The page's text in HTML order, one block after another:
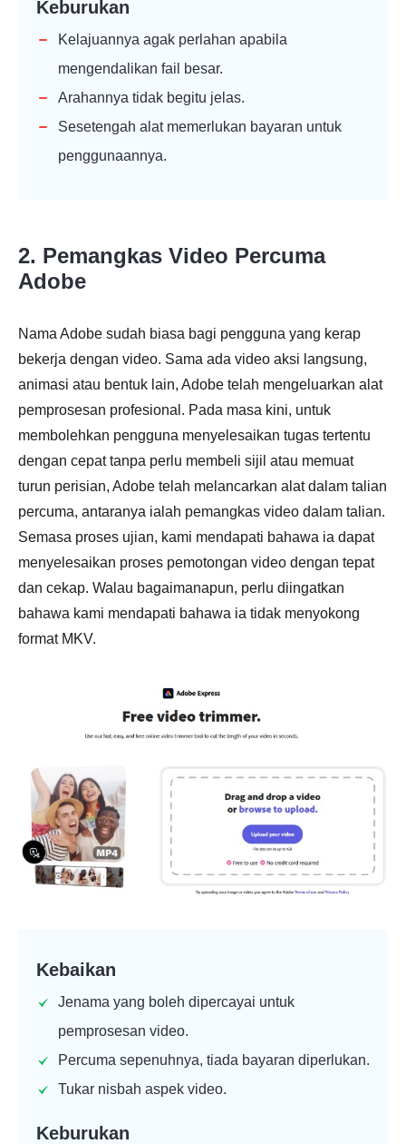
Keburukan
Kelajuannya agak perlahan apabila
mengendalikan fail besar.
Arahannya tidak begitu jelas.
Sesetengah alat memerlukan bayaran untuk
penggunaannya.
2. Pemangkas Video Percuma
Adobe
Nama Adobe sudah biasa bagi pengguna yang kerap
bekerja dengan video. Sama ada video aksi langsung,
animasi atau bentuk lain, Adobe telah mengeluarkan alat
pemprosesan profesional. Pada masa kini, untuk
membolehkan pengguna menyelesaikan tugas tertentu
dengan cepat tanpa perlu membeli sijil atau memuat
turun perisian, Adobe telah melancarkan alat dalam talian
percuma, antaranya ialah pemangkas video dalam talian.
Semasa proses ujian, kami mendapati bahawa ia dapat
menyelesaikan proses pemotongan video dengan tepat
dan cekap. Walau bagaimanapun, perlu diingatkan
bahawa kami mendapati bahawa ia tidak menyokong
format MKV.
Kebaikan
Jenama yang boleh dipercayai untuk
pemprosesan video.
Percuma sepenuhnya, tiada bayaran diperlukan.
Tukar nisbah aspek video.
Keburukan